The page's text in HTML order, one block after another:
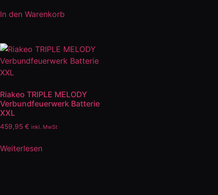
In den Warenkorb
Riakeo TRIPLE MELODY
Verbundfeuerwerk Batterie
XXL
459,95 € inkl. MwSt
Weiterlesen